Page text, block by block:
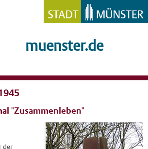
muenster.de
"Zusammenleben"
der